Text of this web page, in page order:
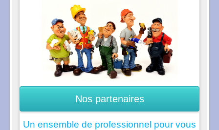
Nos partenaires
Un ensemble de professionnel pour vous